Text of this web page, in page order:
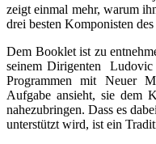
zeigt einmal mehr, warum
drei besten Komponisten
Dem Booklet ist zu
seinem Dirigenten Ludovic
Programmen mit Neuer
Aufgabe ansieht, sie dem
nahezubringen. Dass es
unterstützt wird, ist ein